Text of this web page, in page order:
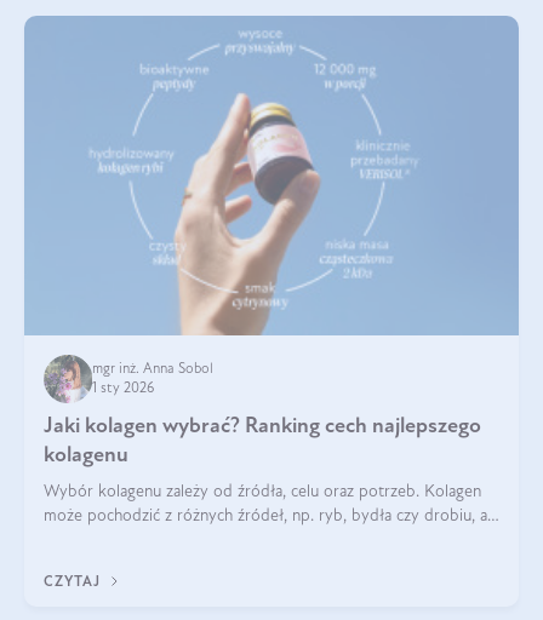
mgr inż. Anna Sobol
1 sty 2026
Jaki kolagen wybrać? Ranking cech najlepszego
kolagenu
Wybór kolagenu zależy od źródła, celu oraz potrzeb. Kolagen
może pochodzić z różnych źródeł, np. ryb, bydła czy drobiu, a
bydlęcy.
CZYTAJ